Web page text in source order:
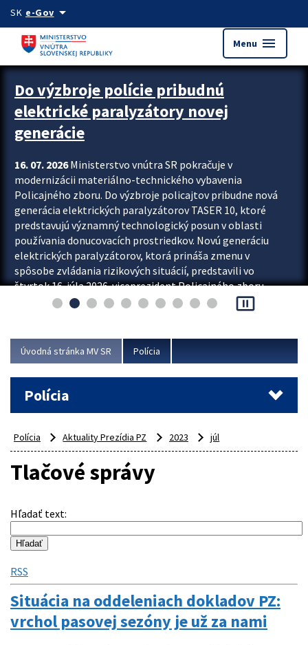
Preskocit na hlavný obsah
SK e-Govarrow_drop_down
Menu menu
Zastavit automatický posun upútavok
Do výzbroje polície pribudnú
elektrické paralyzátory novej
generácie
16. 07. 2026Ministerstvo vnútra SR pokračuje v
modernizácii materiálno-technického vybavenia
Policajného zboru. Do výzbroje policajtov pribudne nová
generácia elektrických paralyzátorov TASER 10, ktoré
predstavujú významný technologický posun v oblasti
používania donucovacích prostriedkov. Novú generáciu
elektrických paralyzátorov, ktorá prináša zmenu v
spôsobe zvládania rizikových situácií, predstavili vo
štvrtok 16. júla 2026 viceprezident Policajného zboru
Rastislav Polakovič a riaditeľ odboru výcviku...
pause_presentation
Úvodná stránka MV SR Polícia
Polícia
Polícia Aktuality Prezídia PZ 2023 júl
Tlačové správy
Hľadať text:
RSS
Situácia na oddeleniach dokladov PZ:
vrchol pasovej sezóny je už za nami